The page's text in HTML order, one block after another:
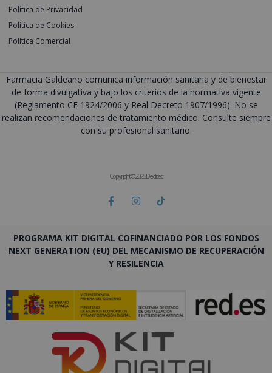
Política de Privacidad
Política de Cookies
Política Comercial
Farmacia Galdeano comunica información sanitaria y de bienestar
de forma divulgativa y bajo los criterios de la normativa vigente
(Reglamento CE 1924/2006 y Real Decreto 1907/1996). No se
realizan recomendaciones de tratamiento médico. Consulte siempre
con su profesional sanitario.
Copyright © 2025 Deditec
PROGRAMA KIT DIGITAL COFINANCIADO POR LOS FONDOS
NEXT GENERATION (EU) DEL MECANISMO DE RECUPERACIÓN
Y RESILENCIA